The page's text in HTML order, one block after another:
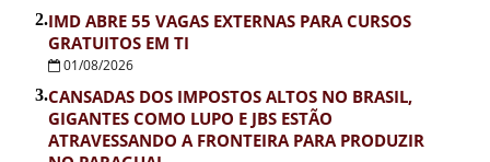
2.IMD ABRE 55 VAGAS EXTERNAS PARA CURSOS
GRATUITOS EM TI
01/08/2026
3.CANSADAS DOS IMPOSTOS ALTOS NO BRASIL,
GIGANTES COMO LUPO E JBS ESTÃO
ATRAVESSANDO A FRONTEIRA PARA PRODUZIR